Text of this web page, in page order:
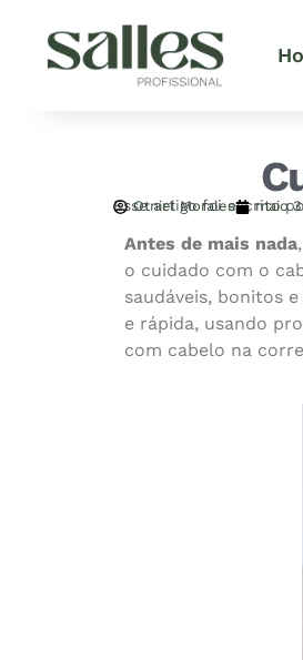
Esse artigo foi escrito
Otniel Morales maio
Antes de mais nada
o cuidado com o
saudáveis, bonitos
e rápida, usando
com cabelo na